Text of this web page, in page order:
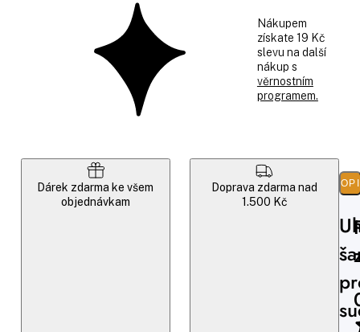
Nákupem
získate 19 Kč
slevu na další
nákup s
věrnostním
programem.
Dárek zdarma ke všem
objednávkam
Doprava zdarma nad
1.500 Kč